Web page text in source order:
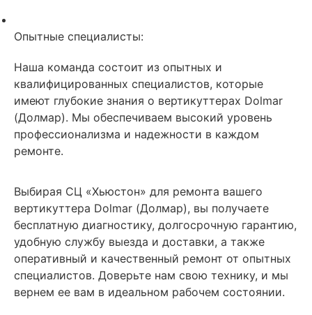
Опытные специалисты:
Наша команда состоит из опытных и
квалифицированных специалистов, которые
имеют глубокие знания о вертикуттерах Dolmar
(Долмар). Мы обеспечиваем высокий уровень
профессионализма и надежности в каждом
ремонте.
Выбирая СЦ «Хьюстон» для ремонта вашего
вертикуттера Dolmar (Долмар), вы получаете
бесплатную диагностику, долгосрочную гарантию,
удобную службу выезда и доставки, а также
оперативный и качественный ремонт от опытных
специалистов. Доверьте нам свою технику, и мы
вернем ее вам в идеальном рабочем состоянии.